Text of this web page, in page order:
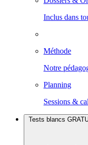
Inclus dans
Méthode
Notre
Planning
Sessions &
Tests blancs